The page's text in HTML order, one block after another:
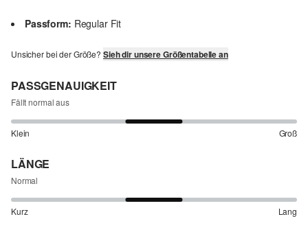
Passform: Regular Fit
Unsicher bei der Größe? Sieh dir unsere Größentabelle an
PASSGENAUIGKEIT
Fällt normal aus
Klein Groß
LÄNGE
Normal
Kurz Lang